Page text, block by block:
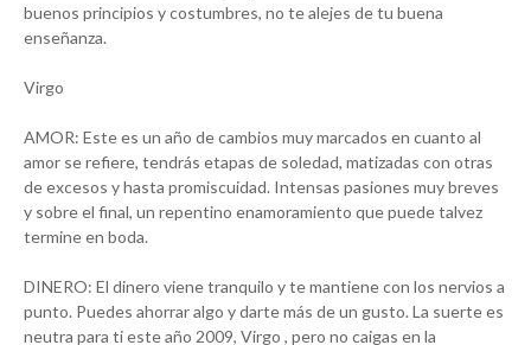
buenos principios y costumbres, no te alejes de tu buena
enseñanza.
Virgo
AMOR: Este es un año de cambios muy marcados en cuanto al
amor se refiere, tendrás etapas de soledad, matizadas con otras
de excesos y hasta promiscuidad. Intensas pasiones muy breves
y sobre el final, un repentino enamoramiento que puede talvez
termine en boda.
DINERO: El dinero viene tranquilo y te mantiene con los nervios a
punto. Puedes ahorrar algo y darte más de un gusto. La suerte es
neutra para ti este año 2009, Virgo , pero no caigas en la